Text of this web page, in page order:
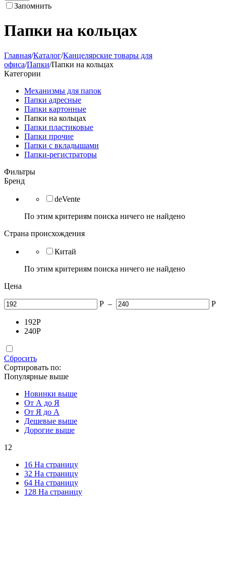
Запомнить
Папки на кольцах
Главная/Каталог/Канцелярские товары для
офиса/Папки/Папки на кольцах
Категории
Механизмы для папок
Папки адресные
Папки картонные
Папки на кольцах
Папки пластиковые
Папки прочие
Папки с вкладышами
Папки-регистраторы
Фильтры
Бренд
deVente
По этим критериям поиска ничего не найдено
Страна происхождения
Китай
По этим критериям поиска ничего не найдено
Цена
Р – Р
192Р
240Р
Сбросить
Сортировать по:
Популярные выше
Новинки выше
От А до Я
От Я до А
Дешевые выше
Дорогие выше
12
16 На страницу
32 На страницу
64 На страницу
128 На страницу